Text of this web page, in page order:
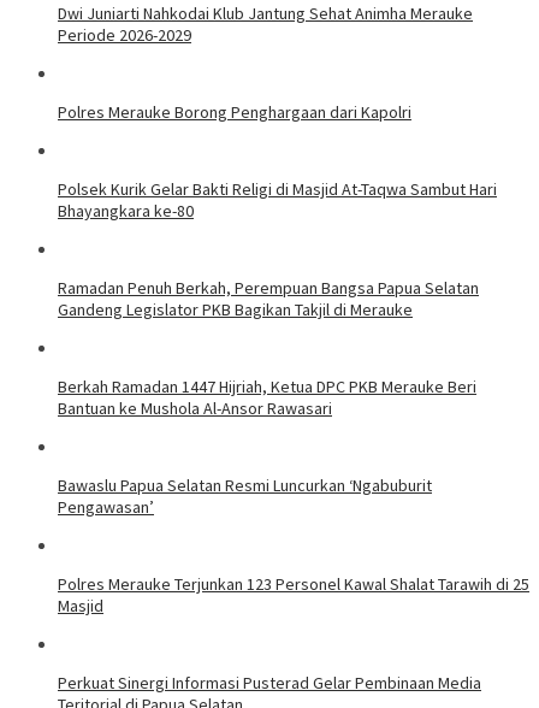
Dwi Juniarti Nahkodai Klub Jantung Sehat Animha Merauke
Periode 2026-2029
Polres Merauke Borong Penghargaan dari Kapolri
Polsek Kurik Gelar Bakti Religi di Masjid At-Taqwa Sambut Hari
Bhayangkara ke-80
Ramadan Penuh Berkah, Perempuan Bangsa Papua Selatan
Gandeng Legislator PKB Bagikan Takjil di Merauke
Berkah Ramadan 1447 Hijriah, Ketua DPC PKB Merauke Beri
Bantuan ke Mushola Al-Ansor Rawasari
Bawaslu Papua Selatan Resmi Luncurkan ‘Ngabuburit
Pengawasan’
Polres Merauke Terjunkan 123 Personel Kawal Shalat Tarawih di 25
Masjid
Perkuat Sinergi Informasi Pusterad Gelar Pembinaan Media